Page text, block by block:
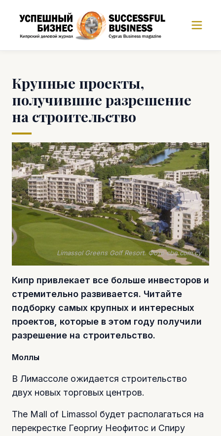
Крупные проекты,
получившие разрешение
на строительство
Limassol Greens Golf Resort. Фото cbn.com.cy
Кипр привлекает все больше инвесторов и
стремительно развивается. Читайте
подборку самых крупных и интересных
проектов, которые в этом году получили
разрешение на строительство.
Моллы
В Лимассоле ожидается строительство
двух новых торговых центров.
The Mall of Limassol будет располагаться на
перекрестке Георгиу Неофитос и Спиру